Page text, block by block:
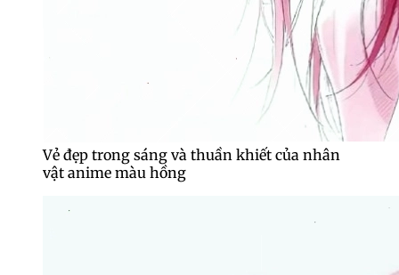
Vẻ đẹp trong sáng và thuần khiết của nhân
vật anime màu hồng